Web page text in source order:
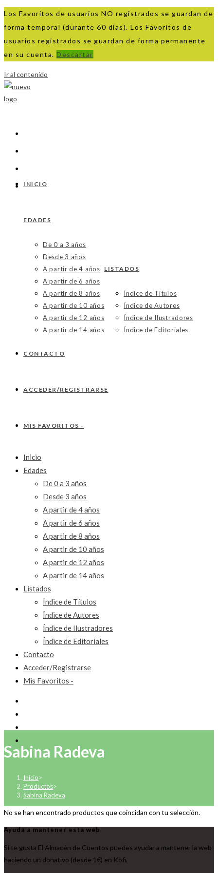
Los Favoritos de usuarios NO registrados se guardan de
forma temporal (durante 60 días). Los Favoritos de
usuarios registrados se guardan de forma permanente
en su cuenta. Descartar
Ir al contenido
INICIO
EDADES
De 0 a 3 años
Desde 3 años
A partir de 4 años
A partir de 6 años
A partir de 8 años
A partir de 10 años
A partir de 12 años
A partir de 14 años
LISTADOS
Índice de Títulos
Índice de Autores
Índice de Ilustradores
Índice de Editoriales
CONTACTO
ACCEDER/REGISTRARSE
MIS FAVORITOS -
Inicio
Edades
De 0 a 3 años
Desde 3 años
A partir de 4 años
A partir de 6 años
A partir de 8 años
A partir de 10 años
A partir de 12 años
A partir de 14 años
Listados
Índice de Títulos
Índice de Autores
Índice de Ilustradores
Índice de Editoriales
Contacto
Acceder/Registrarse
Mis Favoritos -
Sabina Radeva
Inicio>
Productos>
Sabina Radeva
No se han encontrado productos que coincidan con tu selección.
Ayuda a mantener esta web
Si te gusta El Almacén de Cuentos puedes ayudar a mantener la web
haciendo un donativo (desde 1€) en Kofi.